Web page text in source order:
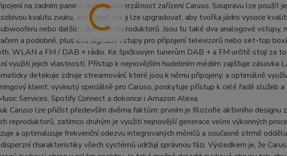
na zadním panelu definují univerzálnost zařízení Caruso. Soupravu lze použít
kvalitu zvuku, ale stejně tak ji lze upgradovat, aby tvořila jádro vysoce
nebo dalších aktivních reproduktorů. Jsou tu také dva analogové vstupy,
a podobně, plus dva digitální vstupy pro připojení televizorů nebo set-top
WLAN a FM / DAB + rádio. Ke špičkovým tunerům DAB + a FM určitě stojí za
využití jejich vlastností. Přístup k nejnovějším hudebním médiím zajišťuje zásuvka
detekuje zdroje streamování, které jsou k němu připojeny, a optimálně
klient, vyvinutý speciálně pro Caruso, poskytuje přístup k celé řadě služeb a
Services, Spotify Connect a dokonce i Amazon Alexa.
Caruso lze přičíst především dvěma faktům: prvním je filozofie aktivního designu
reproduktorů, zatímco druhým je využití nejnovější generace velmi výkonných
a optimalizuje frekvenční odezvu integrovaných měničů a současně strmě
charakteristiky všech systémů udržují správnou fázi. Výsledkem je, že